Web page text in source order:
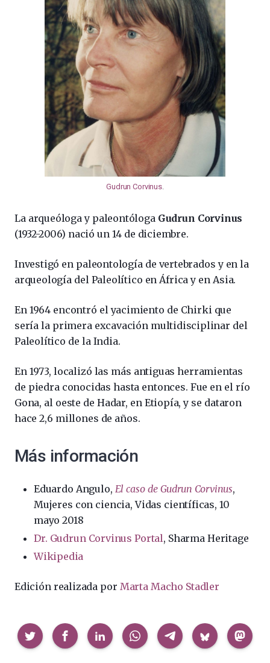
Gudrun Corvinus.
La arqueóloga y paleontóloga Gudrun Corvinus
(1932-2006) nació un 14 de diciembre.
Investigó en paleontología de vertebrados y en la
arqueología del Paleolítico en África y en Asia.
En 1964 encontró el yacimiento de Chirki que
sería la primera excavación multidisciplinar del
Paleolítico de la India.
En 1973, localizó las más antiguas herramientas
de piedra conocidas hasta entonces. Fue en el río
Gona, al oeste de Hadar, en Etiopía, y se dataron
hace 2,6 millones de años.
Más información
Eduardo Angulo, El caso de Gudrun Corvinus,
Mujeres con ciencia, Vidas científicas, 10
mayo 2018
Dr. Gudrun Corvinus Portal, Sharma Heritage
Wikipedia
Edición realizada por Marta Macho Stadler
Compartir